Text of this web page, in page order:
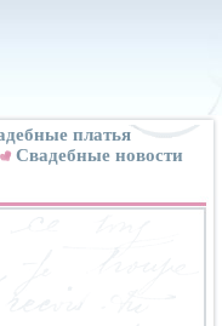
платья
Свадебные новости